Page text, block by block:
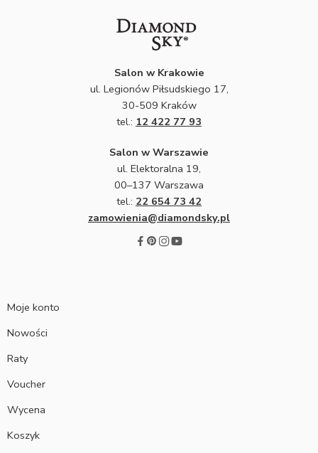
Salon w Krakowie
ul. Legionów Piłsudskiego 17,
30-509 Kraków
tel.: 12 422 77 93
Salon w Warszawie
ul. Elektoralna 19,
00–137 Warszawa
tel.: 22 654 73 42
zamowienia@diamondsky.pl
Moje konto
Nowości
Raty
Voucher
Wycena
Koszyk